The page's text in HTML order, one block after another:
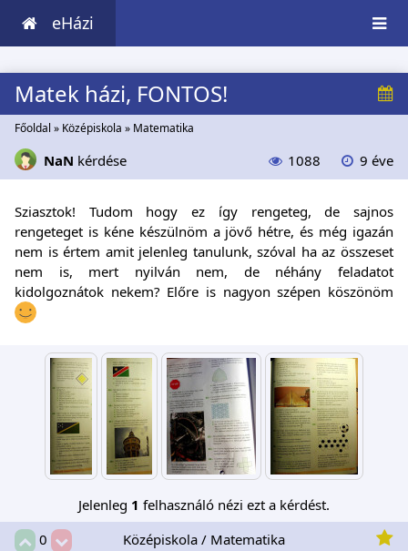
eHázi
Matek házi, FONTOS!
Főoldal » Középiskola » Matematika
NaN kérdése 1088 9 éve
Sziasztok! Tudom hogy ez így rengeteg, de sajnos
rengeteget is kéne készülnöm a jövő hétre, és még igazán
nem is értem amit jelenleg tanulunk, szóval ha az összeset
nem is, mert nyilván nem, de néhány feladatot
kidolgoznátok nekem? Előre is nagyon szépen köszönöm
Jelenleg 1 felhasználó nézi ezt a kérdést.
0
Középiskola / Matematika